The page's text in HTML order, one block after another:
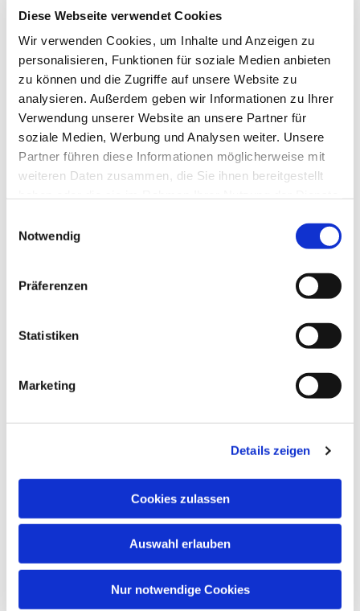
Diese Webseite verwendet Cookies
Wir verwenden Cookies, um Inhalte und Anzeigen zu
personalisieren, Funktionen für soziale Medien anbieten
zu können und die Zugriffe auf unsere Website zu
analysieren. Außerdem geben wir Informationen zu Ihrer
Verwendung unserer Website an unsere Partner für
soziale Medien, Werbung und Analysen weiter. Unsere
Partner führen diese Informationen möglicherweise mit
weiteren Daten zusammen, die Sie ihnen bereitgestellt
Notwendig
Präferenzen
Statistiken
Marketing
Details zeigen
Cookies zulassen
Auswahl erlauben
Nur notwendige Cookies
Freitag, 27. November 2026, 17:00 -
17:45 Uhr
Dies könnte Sie auch
interessieren